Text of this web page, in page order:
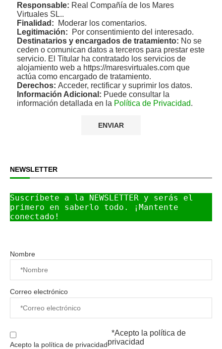
Responsable: Real Compañía de los Mares
Virtuales SL..
Finalidad: Moderar los comentarios.
Legitimación: Por consentimiento del interesado.
Destinatarios y encargados de tratamiento: No se
ceden o comunican datos a terceros para prestar este
servicio. El Titular ha contratado los servicios de
alojamiento web a https://maresvirtuales.com que
actúa como encargado de tratamiento.
Derechos: Acceder, rectificar y suprimir los datos.
Información Adicional: Puede consultar la
información detallada en la Política de Privacidad.
NEWSLETTER
Suscríbete a la NEWSLETTER y serás el
primero en saberlo todo. ¡Mantente
conectado!
Nombre
Correo electrónico
Acepto la política de privacidad
*Acepto la política de
privacidad